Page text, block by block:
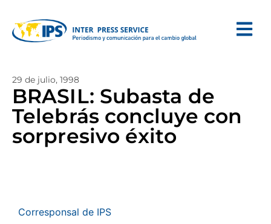
29 de julio, 1998
BRASIL: Subasta de
Telebrás concluye con
sorpresivo éxito
Corresponsal de IPS